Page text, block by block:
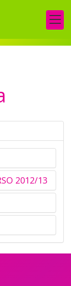
2012/13